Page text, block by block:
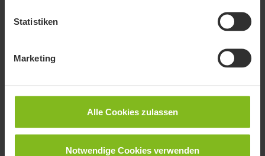
Statistiken
Marketing
Alle Cookies zulassen
Notwendige Cookies verwenden
Und im Wallet befindet sich dann auch die Kontist
Netzsieger.